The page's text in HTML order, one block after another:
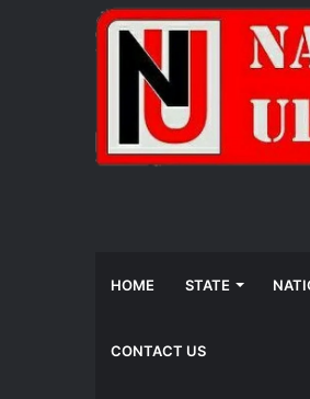
HOME STATE
CONTACT US